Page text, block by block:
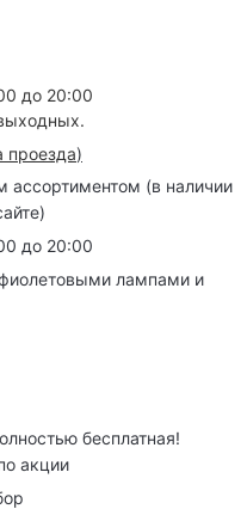
до 20:00
проезда)
(в наличии
до 20:00
лампами и
бесплатная!
акции